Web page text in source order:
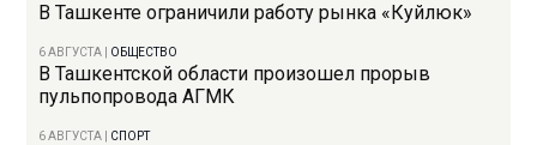
В Ташкенте ограничили работу рынка «Куйлюк»
6 АВГУСТА ОБЩЕСТВО
В Ташкентской области произошел прорыв
пульпопровода АГМК
6 АВГУСТА СПОРТ